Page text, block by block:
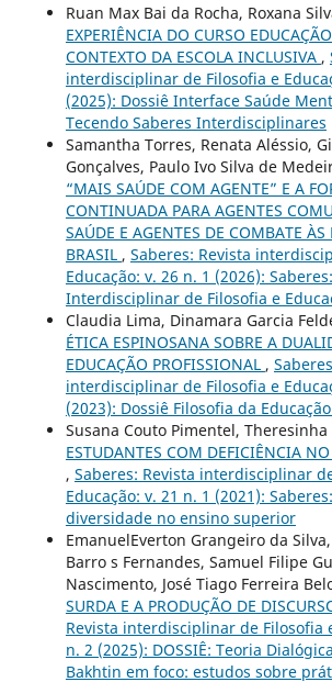
Ruan Max Bai da Rocha, Roxana
EXPERIÊNCIA DO CURSO
CONTEXTO DA ESCOLA INCLUSIVA ,
interdisciplinar de Filosofia e
(2025): Dossiê Interface Saúde
Tecendo Saberes Interdisciplinares
Samantha Torres, Renata Aléssio,
Gonçalves, Paulo Ivo Silva de
“MAIS SAÚDE COM AGENTE” E A
CONTINUADA PARA AGENTES
SAÚDE E AGENTES DE COMBATE
BRASIL , Saberes: Revista
Educação: v. 26 n. 1 (2026):
Interdisciplinar de Filosofia e
Claudia Lima, Dinamara Garcia
ÉTICA ESPINOSANA SOBRE A
EDUCAÇÃO PROFISSIONAL ,
interdisciplinar de Filosofia e
(2023): Dossiê Filosofia da
Susana Couto Pimentel,
ESTUDANTES COM DEFICIÊNCIA
, Saberes: Revista interdisciplinar
Educação: v. 21 n. 1 (2021):
diversidade no ensino superior
EmanuelEverton Grangeiro da
Barro s Fernandes, Samuel Filipe
Nascimento, José Tiago Ferreira
SURDA E A PRODUÇÃO DE
Revista interdisciplinar de Filosofia
n. 2 (2025): DOSSIÊ: Teoria
Bakhtin em foco: estudos sobre